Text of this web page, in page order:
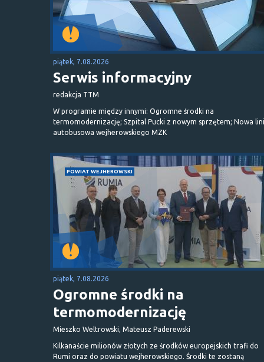
piątek, 7.08.2026
Serwis informacyjny
redakcja TTM
W programie między innymi: Ogromne środki na
termomodernizację; Szpital Pucki z nowym sprzętem; Nowa
autobusowa wejherowskiego MZK
POWIAT WEJHEROWSKI
piątek, 7.08.2026
Ogromne środki na
termomodernizację
Mieszko Weltrowski, Mateusz Paderewski
Kilkanaście milionów złotych ze środków europejskich trafi do
Rumi oraz do powiatu wejherowskiego. Środki te zostaną